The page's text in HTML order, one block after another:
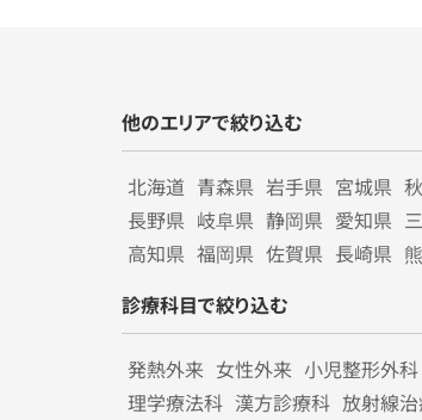
他のエリアで絞り込む
北海道 青森県 岩手県 宮城県
長野県 岐阜県 静岡県 愛知県
高知県 福岡県 佐賀県 長崎県
診療科目で絞り込む
発熱外来 女性外来 小児整形外科
理学療法科 漢方診療科 放射線